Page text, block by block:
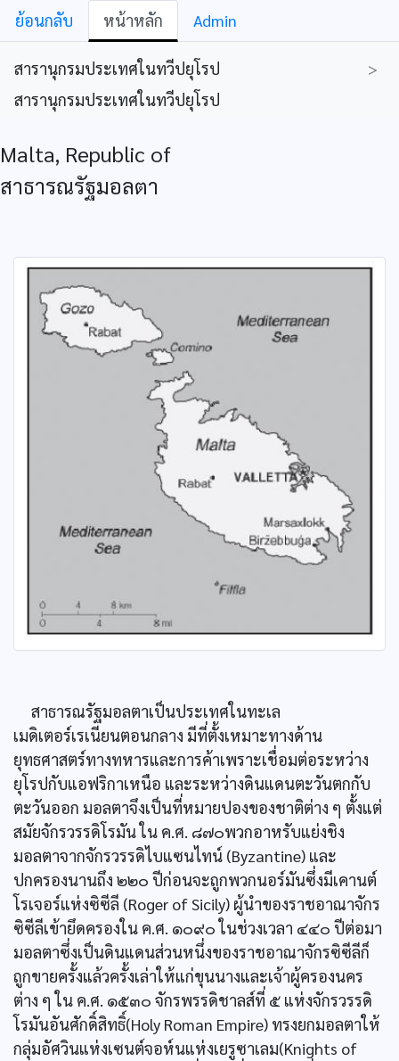
ย้อนกลับ หน้าหลัก Admin
สารานุกรมประเทศในทวีปยุโรป
>
สารานุกรมประเทศในทวีปยุโรป
Malta, Republic of
สาธารณรัฐมอลตา
สาธารณรัฐมอลตาเป็นประเทศในทะเล
เมดิเตอร์เรเนียนตอนกลาง มีที่ตั้งเหมาะทางด้าน
ยุทธศาสตร์ทางทหารและการค้าเพราะเชื่อมต่อระหว่าง
ยุโรปกับแอฟริกาเหนือ และระหว่างดินแดนตะวันตกกับ
ตะวันออก มอลตาจึงเป็นที่หมายปองของชาติต่าง ๆ ตั้งแต่
สมัยจักรวรรดิโรมัน ใน ค.ศ. ๘๗๐พวกอาหรับแย่งชิง
มอลตาจากจักรวรรดิไบแซนไทน์ (Byzantine) และ
ปกครองนานถึง ๒๒๐ ปีก่อนจะถูกพวกนอร์มันซึ่งมีเคานต์
โรเจอร์แห่งซิซีลี (Roger of Sicily) ผู้นำของราชอาณาจักร
ซิซีลีเข้ายึดครองใน ค.ศ. ๑๐๙๐ ในช่วงเวลา ๔๔๐ ปีต่อมา
มอลตาซึ่งเป็นดินแดนส่วนหนึ่งของราชอาณาจักรซิซีลีก็
ถูกขายครั้งแล้วครั้งเล่าให้แก่ขุนนางและเจ้าผู้ครองนคร
ต่าง ๆ ใน ค.ศ. ๑๕๓๐ จักรพรรดิชาลส์ที่ ๕ แห่งจักรวรรดิ
โรมันอันศักดิ์สิทธิ์(Holy Roman Empire) ทรงยกมอลตาให้
กลุ่มอัศวินแห่งเซนต์จอห์นแห่งเยรูซาเลม(Knights of